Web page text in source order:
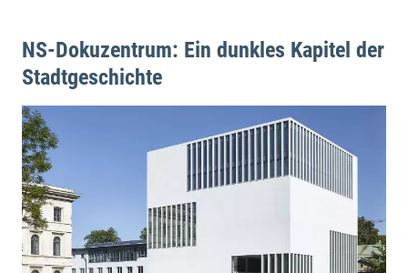
NS-Dokuzentrum: Ein dunkles Kapitel der
Stadtgeschichte